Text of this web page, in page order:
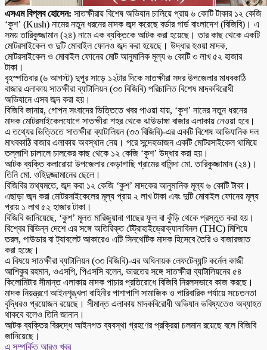
এসএম বিপ্লব হোসেন: সাতক্ষীরায় বিশেষ অভিযান চালিয়ে প্রায় ৬ কোটি টাকার ১২ কেজি
‘কুশ’ (Kush) নামের নতুন ধরনের মাদক জব্দ করেছে বর্ডার গার্ড বাংলাদেশ (বিজিবি)। এ
সময় তারিকুজ্জামান (২৪) নামে এক ব্যক্তিকে আটক করা হয়েছে। তার কাছ থেকে একটি
মোটরসাইকেল ও দুটি মোবাইল ফোনও জব্দ করা হয়েছে। উদ্ধার হওয়া মাদক,
মোটরসাইকেল ও মোবাইল ফোনের মোট আনুমানিক মূল্য ৬ কোটি ৩ লাখ ৫২ হাজার
টাকা।
বৃহস্পতিবার (৬ আগস্ট) দুপুর সাড়ে ১২টার দিকে সাতক্ষীরা সদর উপজেলার মাধবকাঠি
বাজার এলাকায় সাতক্ষীরা ব্যাটালিয়ন (৩৩ বিজিবি) পরিচালিত বিশেষ মাদকবিরোধী
অভিযানে এসব জব্দ করা হয়।
বিজিবি জানায়, গোপন সংবাদের ভিত্তিতে খবর পাওয়া যায়, ‘কুশ’ নামের নতুন ধরনের
মাদক মোটরসাইকেলযোগে সাতক্ষীরা শহর থেকে ঝাউডাঙ্গা বাজার এলাকায় নেওয়া হবে।
এ তথ্যের ভিত্তিতে সাতক্ষীরা ব্যাটালিয়ন (৩৩ বিজিবি)-এর একটি বিশেষ আভিযানিক দল
মাধবকাঠি বাজার এলাকায় অবস্থান নেয়। পরে সন্দেহভাজন একটি মোটরসাইকেল থামিয়ে
তল্লাশি চালালে চালকের কাছ থেকে ১২ কেজি ‘কুশ’ উদ্ধার করা হয়।
আটক ব্যক্তি কলারোয়া উপজেলার কেড়াগাছি গ্রামের বাসিন্দা মো. তারিকুজ্জামান (২৪)।
তিনি মো. ওহিদুজ্জামানের ছেলে।
বিজিবির তথ্যমতে, জব্দ করা ১২ কেজি ‘কুশ’ মাদকের আনুমানিক মূল্য ৬ কোটি টাকা।
এছাড়া জব্দ করা মোটরসাইকেলের মূল্য প্রায় ২ লাখ টাকা এবং দুটি মোবাইল ফোনের মূল্য
প্রায় ১ লাখ ৫২ হাজার টাকা।
বিজিবি জানিয়েছে, ‘কুশ’ মূলত মারিজুয়ানা গাছের ফুল বা কুঁড়ি থেকে প্রস্তুত করা হয়।
বিশ্বের বিভিন্ন দেশে এর সঙ্গে অতিরিক্ত টেট্রাহাইড্রোক্যানাবিনল (THC) মিশিয়ে
তরল, পাউডার বা ট্যাবলেট আকারেও এটি সিনথেটিক মাদক হিসেবে তৈরি ও বাজারজাত
করা হচ্ছে।
এ বিষয়ে সাতক্ষীরা ব্যাটালিয়ন (৩৩ বিজিবি)-এর অধিনায়ক লেফটেন্যান্ট কর্নেল কাজী
আশিকুর রহমান, ওএসপি, পিএসসি বলেন, ভারতের সঙ্গে সাতক্ষীরা ব্যাটালিয়নের ৫৪
কিলোমিটার সীমান্ত এলাকায় মাদক পাচার প্রতিরোধে বিজিবি নিরলসভাবে কাজ করছে।
মাদক নিয়ন্ত্রণে আইনশৃঙ্খলা বাহিনীর পাশাপাশি সামাজিক ও পারিবারিক পর্যায়ে সচেতনতা
বৃদ্ধিরও প্রয়োজন রয়েছে। সীমান্ত এলাকায় মাদকবিরোধী অভিযান ভবিষ্যতেও অব্যাহত
থাকবে বলেও তিনি জানান।
আটক ব্যক্তির বিরুদ্ধে আইনগত ব্যবস্থা গ্রহণের প্রক্রিয়া চলমান রয়েছে বলে বিজিবি
জানিয়েছে।
এ সম্পর্কিত আরও খবর